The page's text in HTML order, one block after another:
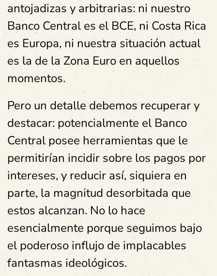
antojadizas y arbitrarias: ni nuestro
Banco Central es el BCE, ni Costa Rica
es Europa, ni nuestra situación actual
es la de la Zona Euro en aquellos
momentos.
Pero un detalle debemos recuperar y
destacar: potencialmente el Banco
Central posee herramientas que le
permitirían incidir sobre los pagos por
intereses, y reducir así, siquiera en
parte, la magnitud desorbitada que
estos alcanzan. No lo hace
esencialmente porque seguimos bajo
el poderoso influjo de implacables
fantasmas ideológicos.